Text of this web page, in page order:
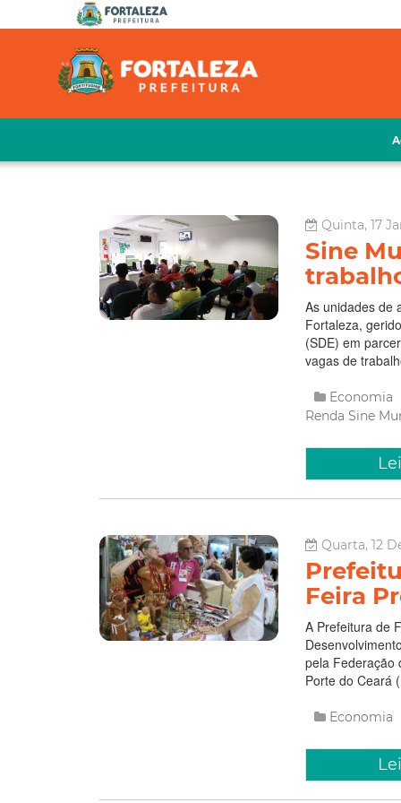
Quinta, 17
Sine
As unidades de
Fortaleza,
(SDE) em
vagas de
Economia
Renda Sine
Quarta, 12
Feira
A Prefeitura de
pela Federação
Porte do Ceará
Economia